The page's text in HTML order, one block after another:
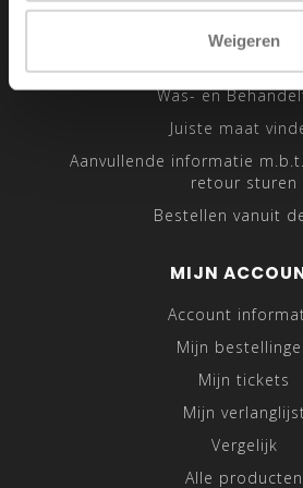
Weigeren
Sitemap
Was- en
Juiste maat
Aanvullende informatie
retour sturen
Bestellen vanuit
MIJN
Account
Mijn
Mijn tickets
Mijn
Vergelijk
Alle producten